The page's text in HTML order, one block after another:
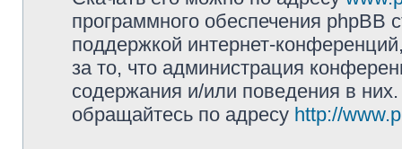
программного обеспечения phpBB
поддержкой интернет-
за то, что администрация
содержания и/или поведения в
обращайтесь по адресу http://